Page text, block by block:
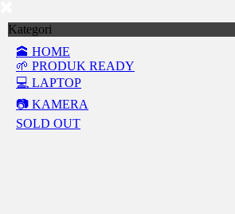
Kategori
🕋 HOME
🌱 PRODUK READY
💻 LAPTOP
📷 KAMERA
SOLD OUT